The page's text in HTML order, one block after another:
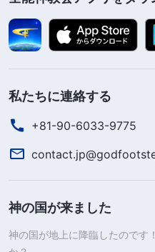
私たちに連絡する
+81-90-6033-9775
神の国が来ました
神の国が地上に降臨したのです